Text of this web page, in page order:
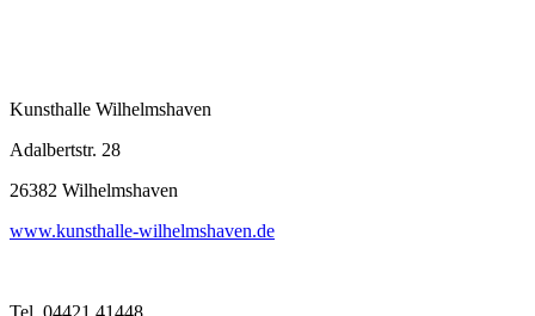
Kunsthalle Wilhelmshaven
Adalbertstr. 28
26382 Wilhelmshaven
www.kunsthalle-wilhelmshaven.de